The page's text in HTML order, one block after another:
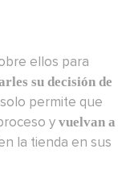
ellos para
su decisión de
permite que
y vuelvan a
la tienda en sus